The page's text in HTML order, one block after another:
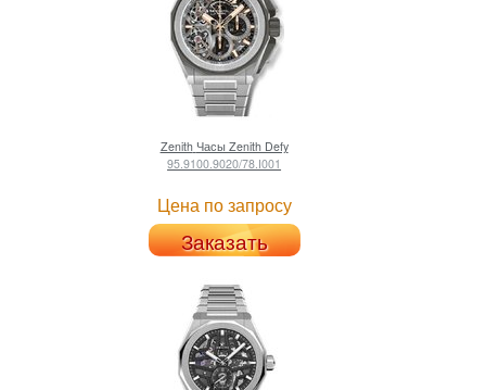
Zenith Часы Zenith Defy
95.9100.9020/78.I001
Цена по запросу
Заказать